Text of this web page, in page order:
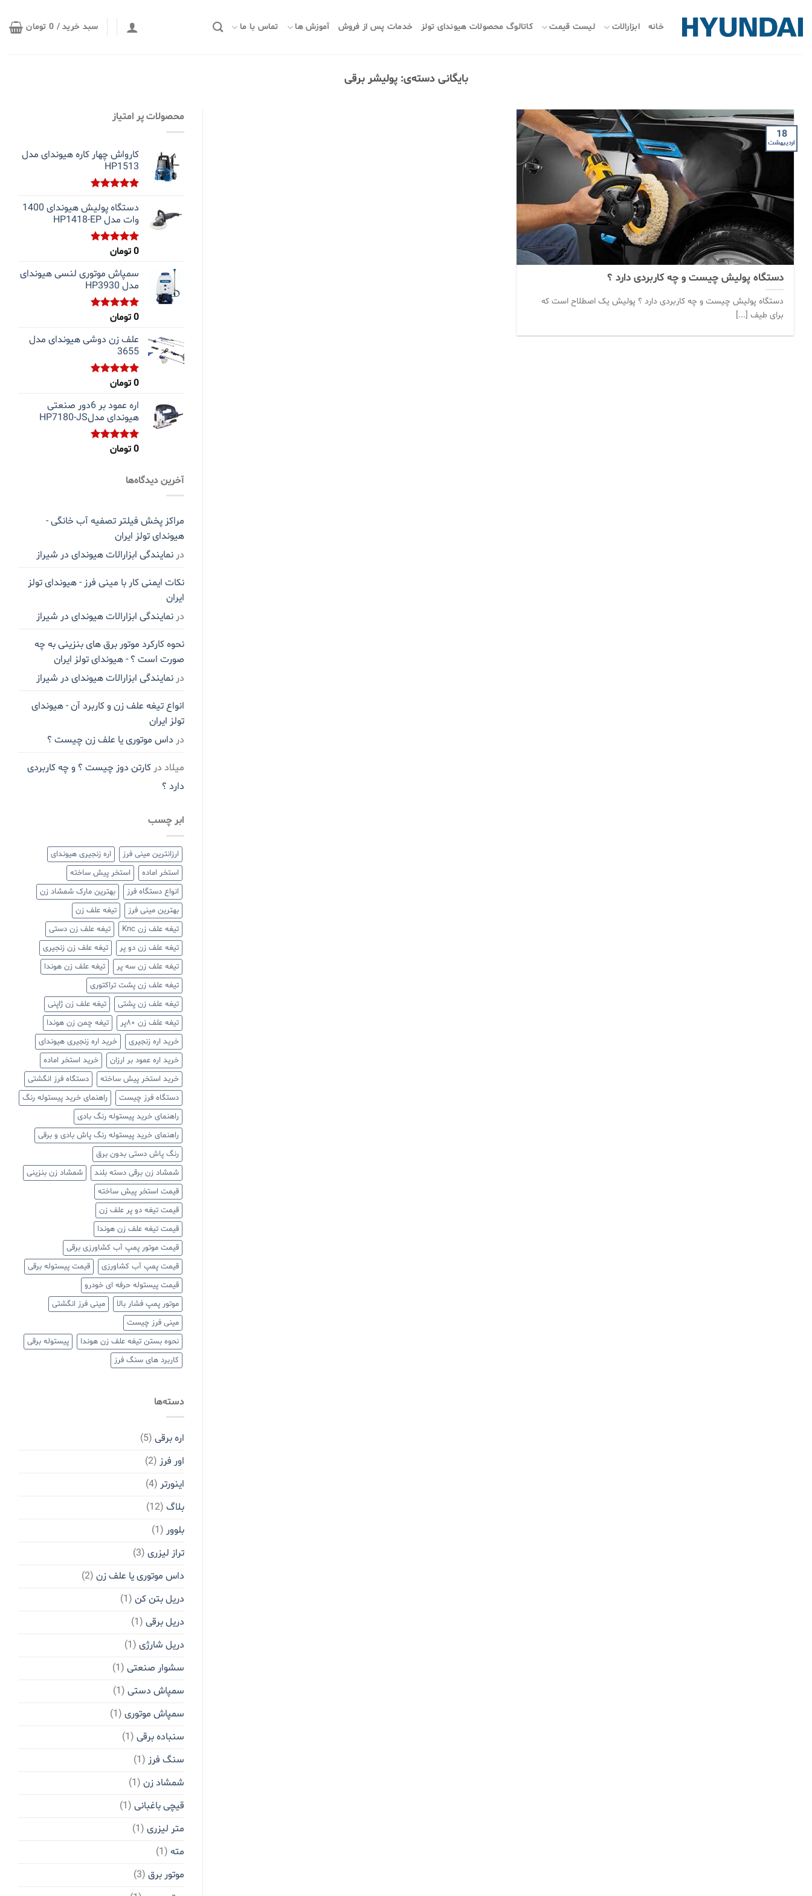
محتوا
بروید
خانه ابزارالات لیست قیمت کاتالوگ محصولات هیوندای تولز خدمات پس از فروش آموزش ها تماس با ما سبد خرید / 0 تومان
بایگانی دسته‌ی:پولیشر برقی
دستگاه پولیش چیست و چه کاربردی دارد ؟
دستگاه پولیش چیست و چه کاربردی دارد ؟ پولیش یک اصطلاح است که
برای طیف [...]
18
اردیبهشت
محصولات پر امتیاز
کارواش چهار کاره هیوندای مدل
HP1513
از 5
دستگاه پولیش هیوندای 1400
وات مدل HP1418-EP
نمره5.00
0تومان
سمپاش موتوری لنسی هیوندای
مدل HP3930
نمره5.00
0تومان
علف زن دوشی هیوندای مدل
3655
نمره5.00
0تومان
اره عمود بر 6دور صنعتی
هیوندای مدلHP7180-JS
نمره5.00
0تومان
آخرین دیدگاه‌ها
مراکز پخش فیلتر تصفیه آب خانگی -
هیوندای تولز ایران
در نمایندگی ابزارالات هیوندای در شیراز
نکات ایمنی کار با مینی فرز - هیوندای تولز
ایران
در نمایندگی ابزارالات هیوندای در شیراز
نحوه کارکرد موتور برق های بنزینی به چه
صورت است ؟ - هیوندای تولز ایران
در نمایندگی ابزارالات هیوندای در شیراز
انواع تیغه علف زن و کاربرد آن - هیوندای
تولز ایران
در داس موتوری یا علف زن چیست ؟
میلاد در کارتن دوز چیست ؟ و چه کاربردی
دارد ؟
ابر چسب
ارزانترین مینی فرز
اره زنجیری هیوندای
استخر اماده
استخر پیش ساخته
انواع دستگاه فرز
بهترین مارک شمشاد زن
بهترین مینی فرز
تیغه علف زن
تیغه علف زن Knc
تیغه علف زن دستی
تیغه علف زن دو پر
تیغه علف زن زنجیری
تیغه علف زن سه پر
تیغه علف زن هوندا
تیغه علف زن پشت تراکتوری
تیغه علف زن پشتی
تیغه علف زن ژاپنی
تیغه علف زن ۸۰پر
تیغه چمن زن هوندا
خرید اره زنجیری
خرید اره زنجیری هیوندای
خرید اره عمود بر ارزان
خرید استخر اماده
خرید استخر پیش ساخته
دستگاه فرز انگشتی
دستگاه فرز چیست
راهنمای خرید پیستوله رنگ
راهنمای خرید پیستوله رنگ بادی
راهنمای خرید پیستوله رنگ پاش بادی و برقی
رنگ پاش دستی بدون برق
شمشاد زن برقی دسته بلند
شمشاد زن بنزینی
قیمت استخر پیش ساخته
قیمت تیغه دو پر علف زن
قیمت تیغه علف زن هوندا
قیمت موتور پمپ آب کشاورزی برقی
قیمت پمپ آب کشاورزی
قیمت پیستوله برقی
قیمت پیستوله حرفه ای خودرو
موتور پمپ فشار بالا
مینی فرز انگشتی
مینی فرز چیست
نحوه بستن تیغه علف زن هوندا
پیستوله برقی
کاربرد های سنگ فرز
دسته‌ها
اره برقی (5)
اور فرز (2)
اینورتر (4)
بلاگ (12)
بلوور (1)
تراز لیزری (3)
داس موتوری یا علف زن (2)
دریل بتن کن (1)
دریل برقی (1)
دریل شارژی (1)
سشوار صنعتی (1)
سمپاش دستی (1)
سمپاش موتوری (1)
سنباده برقی (1)
سنگ فرز (1)
شمشاد زن (1)
قیچی باغبانی (1)
متر لیزری (1)
مته (1)
موتور برق (3)